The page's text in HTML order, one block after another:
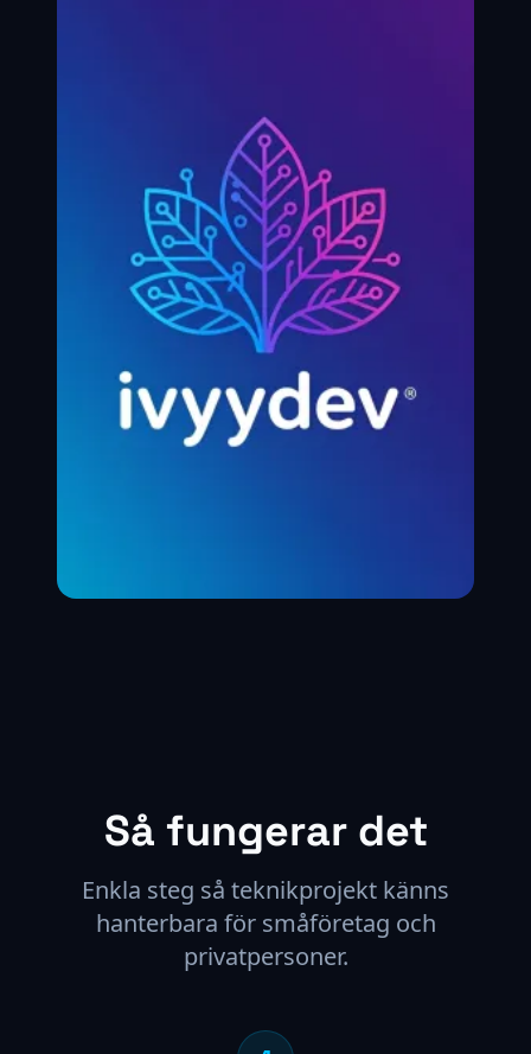
Så fungerar det
Enkla steg så teknikprojekt känns
hanterbara för småföretag och
privatpersoner.